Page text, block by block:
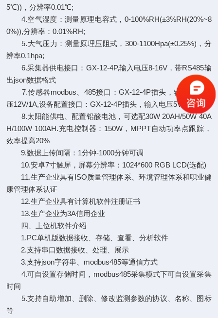
5℃))，分辨率0.01℃;
4.空气湿度：测量原理电容式，0-100%RH(±3%RH(20%~8
0%)),分辨率：0.01%RH;
5.大气压力：测量原理压阻式，300-1100Hpa(±0.25%)，分
辨率0.1hpa;
6.采集器供电接口：GX-12-4P,输入电压8-16V，带RS485输
出json数据格式
7.传感器modbus、485接口：GX-12-4P插头，输出供电电
压12V/1A,设备配置接口：GX-12-4P插头，输入电压5V
8.太阳能供电、配置铅酸电池，可选配30W 20AH/50W 40A
H/100W 100AH.充电控制器：150W，MPPT自动功率点跟踪，
效率提高20%
9.数据上传间隔：1分钟-1000分钟可调
10.安卓7寸触屏，屏幕分辨率：1024*600 RGB LCD(选配)
11.生产企业具有ISO质量管理体系、环境管理体系和职业健
康管理体系认证
12.生产企业具有计算机软件注册证书
13.生产企业为3A信用企业
四、上位机软件介绍
1.PC单机版数据接收、存储、查看、分析软件
2.支持串口数据接收、处理、展示
3.支持json字符串、modbus485等通信方式
4.可自设置存储时间，modbus485采集模式下可自设置采集
时间
5.支持自助增加、删除、修改监测参数的协议、名称、图标
等